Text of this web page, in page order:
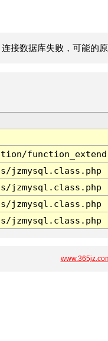
接数据库失败，可能的
jzmysql.class.php
jzmysql.class.php
jzmysql.class.php
jzmysql.class.php